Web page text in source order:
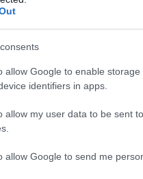
allow Google to enable
identifiers in apps.
allow my user data to be sent
allow Google to send me
Εύβοια